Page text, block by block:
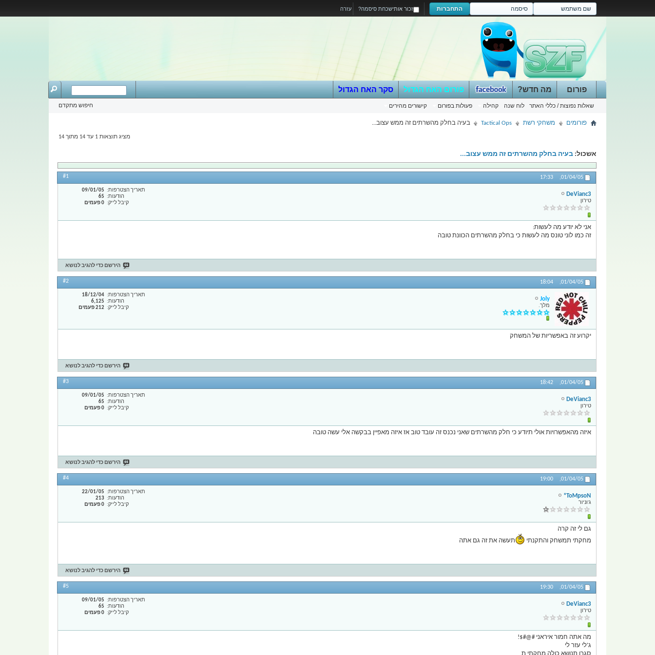
עזרה התחברות זכור אותישכחת סיסמה?
פורום
שאלות נפוצות / כללי האתר לוח שנה קהילה פעולות בפורום קישורים מהירים
מה חדש? פורום האח הגדול סקר האח הגדול
חיפוש מתקדם
פורומים משחקי רשת Tactical Ops בעיה בחלק מהשרתים זה ממש עצוב...
מציג תוצאות 1 עד 14 מתוך 14
אשכול: בעיה בחלק מהשרתים זה ממש עצוב...
01/04/05,
17:33
#1
DeVianc3
טירון
תאריך הצטרפות
09/01/05
הודעות
65
קיבל לייק
0 פעמים
אני לא יודע מה לעשות:
זה כמו לוני טונס מה לעשות כי בחלק מהשרתים הכוונת טובה
הירשם כדי להגיב לנושא
01/04/05,
18:04
#2
Joly
מלך.
תאריך הצטרפות
18/12/04
הודעות
6,125
קיבל לייק
212 פעמים
יקרוע זה באפשריות של המשחק
הירשם כדי להגיב לנושא
01/04/05,
18:42
#3
DeVianc3
טירון
תאריך הצטרפות
09/01/05
הודעות
65
קיבל לייק
0 פעמים
איזה מהאפשרויות אולי תיודע כי חלק מהשרתים שאני נכנס זה עובד טוב אז איזה מאפיין בבקשה אלי עשה טובה
הירשם כדי להגיב לנושא
01/04/05,
19:00
#4
ToMpsoN*
ג'וניור
תאריך הצטרפות
22/01/05
הודעות
213
קיבל לייק
0 פעמים
גם לי זה קרה
מחקתי תמשחק והתקנתי
תעשה את זה גם אתה
הירשם כדי להגיב לנושא
01/04/05,
19:30
#5
DeVianc3
טירון
תאריך הצטרפות
09/01/05
הודעות
65
קיבל לייק
0 פעמים
מה אתה חמור איראני #@#$!
ג'לי עזר לי